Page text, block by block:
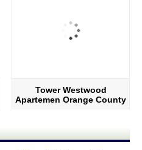
Tower Westwood
Apartemen Orange County